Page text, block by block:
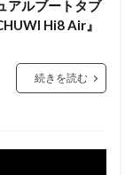
アルブートタブ
Hi8 Air』
続きを読む